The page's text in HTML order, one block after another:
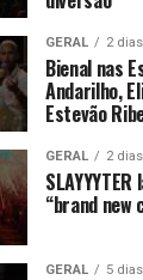
GERAL 2
Bienal nas
Andarilho,
Estevão
GERAL 2
“brand new
GERAL 5